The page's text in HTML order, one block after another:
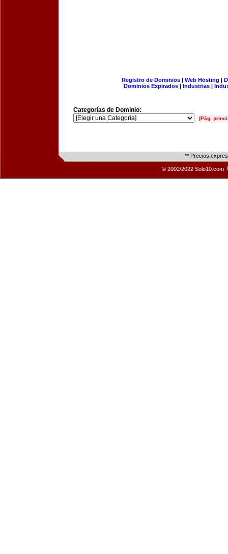
Registro de Dominios| Web Hosting |
Dominios Expirados | Industrias |
Categorías de Dominio:
[Pág.
** Precios
© 2002/2022 Solo10.com